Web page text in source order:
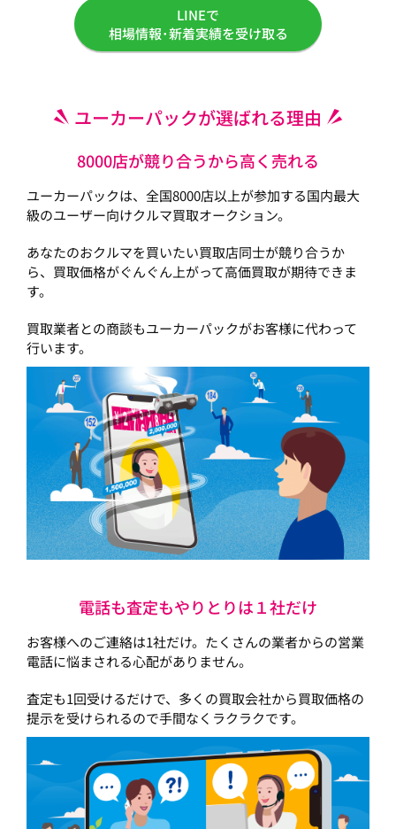
LINEで
相場情報･新着実績を受け取る
ユーカーパックが選ばれる理由
8000店が競り合うから高く売れる
ユーカーパックは、全国8000店以上が参加する国内最大
級のユーザー向けクルマ買取オークション。
あなたのおクルマを買いたい買取店同士が競り合うか
ら、買取価格がぐんぐん上がって高価買取が期待できま
す。
買取業者との商談もユーカーパックがお客様に代わって
行います。
電話も査定もやりとりは１社だけ
お客様へのご連絡は1社だけ。たくさんの業者からの営業
電話に悩まされる心配がありません。
査定も1回受けるだけで、多くの買取会社から買取価格の
提示を受けられるので手間なくラクラクです。